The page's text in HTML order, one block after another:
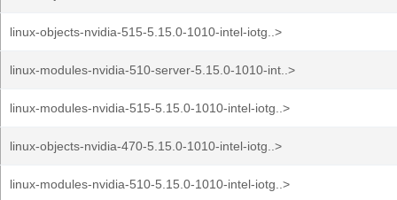
linux-objects-nvidia-515-5.15.0-1010-intel-iotg..>
linux-modules-nvidia-510-server-5.15.0-1010-int..>
linux-modules-nvidia-515-5.15.0-1010-intel-iotg..>
linux-objects-nvidia-470-5.15.0-1010-intel-iotg..>
linux-modules-nvidia-510-5.15.0-1010-intel-iotg..>